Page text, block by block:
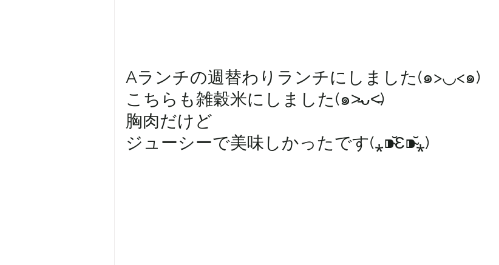
Aランチの週替わりランチにしました(๑>◡<๑)
こちらも雑穀米にしました(๑˃̵ᴗ˂̵)
胸肉だけど
ジューシーで美味しかったです(⁎⁍̴̆Ɛ⁍̴̆⁎)